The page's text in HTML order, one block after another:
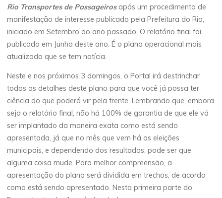
Rio Transportes de Passageirosapós um procedimento de
manifestação de interesse publicado pela Prefeitura do Rio,
iniciado em Setembro do ano passado. O relatório final foi
publicado em Junho deste ano. É o plano operacional mais
atualizado que se tem notícia.
Neste e nos próximos 3 domingos, o Portal irá destrinchar
todos os detalhes deste plano para que você já possa ter
ciência do que poderá vir pela frente. Lembrando que, embora
seja o relatório final, não há 100% de garantia de que ele vá
ser implantado da maneira exata como está sendo
apresentada, já que no mês que vem há as eleições
municipais, e dependendo dos resultados, pode ser que
alguma coisa mude. Para melhor compreensão, a
apresentação do plano será dividida em trechos, de acordo
como está sendo apresentado. Nesta primeira parte do